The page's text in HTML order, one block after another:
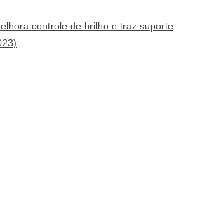
controle de brilho e traz suporte